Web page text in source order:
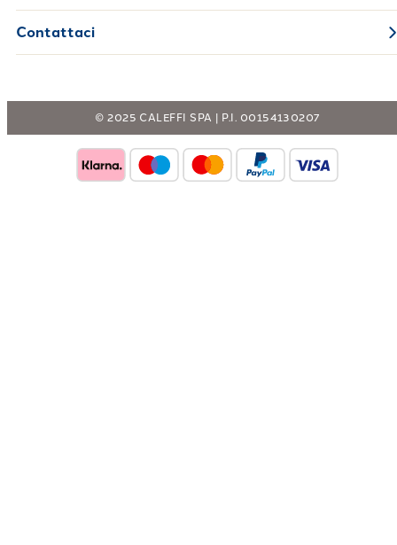
Contattaci
© 2025 CALEFFI SPA | P.I. 00154130207